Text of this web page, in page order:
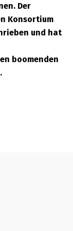
Der
Konsortium
und hat
boomenden